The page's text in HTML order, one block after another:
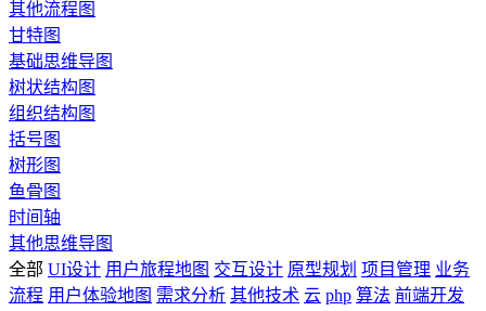
其他流程图
甘特图
基础思维导图
树状结构图
组织结构图
括号图
树形图
鱼骨图
时间轴
其他思维导图
全部 UI设计 用户旅程地图 交互设计 原型规划 项目管理 业务
流程 用户体验地图 需求分析 其他技术 云 php 算法 前端开发